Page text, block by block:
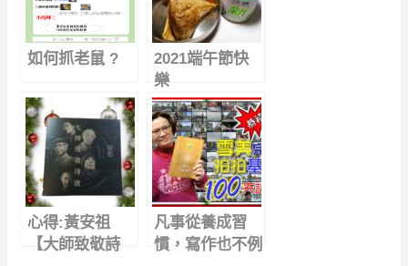
如何抓老鼠 ?
2021端午節快
樂
心得:黃安祖
【大師致敬詩
凡事從養成習
慣，寫作也不例